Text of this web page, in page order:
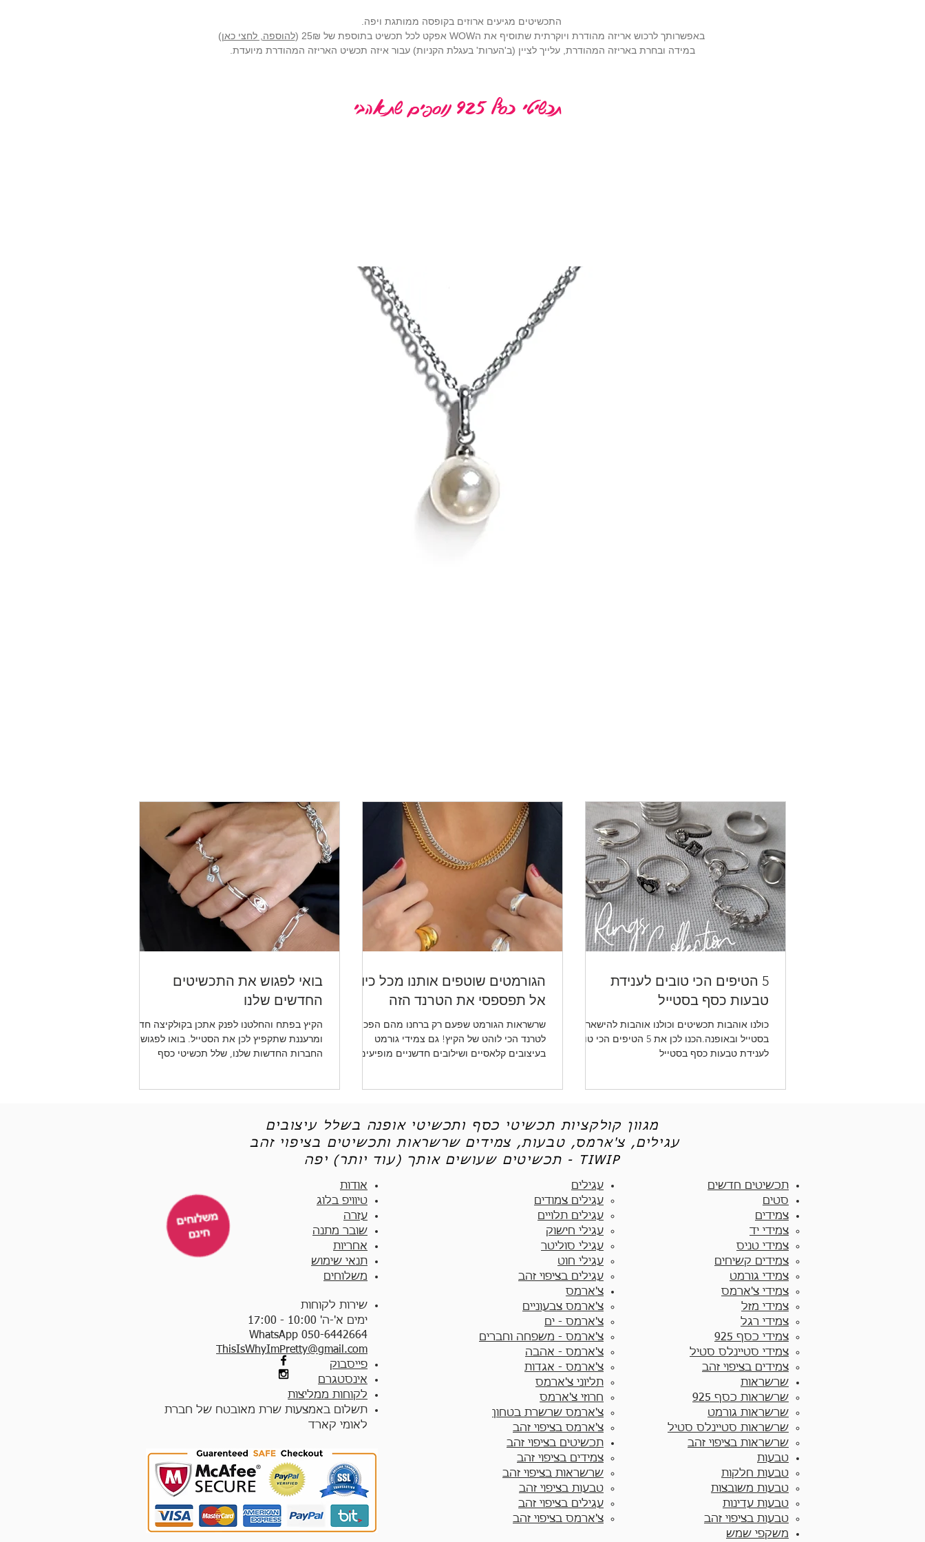
התכשיטים מגיעים ארוזים בקופסה ממותגת ויפה.
באפשרותך לרכוש אריזה מהודרת ויוקרתית שתוסיף את הWOW אפקט לכל תכשיט בתוספת של 25₪ (
להוספה, לחצי כאן)
במידה ובחרת באריזה המהודרת, עלייך לציין (ב'הערות' בעגלת הקניות) עבור איזה תכשיט האריזה המהודרת מיועדת.
תכשיטי כסף 925 נוספים שתאהבי
אודט
לני
5 הטיפים הכי טובים לענידת
טבעות כסף בסטייל
כולנו אוהבות תכשיטים וכולנו אוהבות להישאר
בסטייל ובאופנה.הכנו לכן את 5 הטיפים הכי טובים
לענידת טבעות כסף בסטייל
הגורמטים שוטפים אותנו מכל כיוון -
אל תפספסי את הטרנד הזה
שרשראות הגורמט שפעם רק ברחנו מהם הפכו
לטרנד הכי לוהט של הקיץ! גם צמידי גורמט
בעיצובים קלאסיים ושילובים חדשניים מופיעים
בואי לפגוש את התכשיטים
החדשים שלנו
הקיץ בפתח והחלטנו לפנק אתכן בקולקיצה חדשה
ומרעננת שתקפיץ לכן את הסטייל. בואו לפגוש את
החברות החדשות שלנו, שלל תכשיטי כסף
מגוון קולקציות תכשיטי כסף ותכשיטי אופנה בשלל עיצובים
עגילים, צ'ארמס, טבעות, צמידים שרשראות ותכשיטים בציפוי זהב
תכשיטים שעושים אותך (עוד יותר) יפה - TIWIP
אודות
טיוויפ בלוג
עזרה
שובר מתנה
אחריות
תנאי שימוש
משלוחים
שירות לקוחות
ימים א'-ה' 10:00 - 17:00
WhatsApp 050-6442664
ThisIsWhyImPretty@gmail.com
פייסבוק
אינסטגרם
לקוחות ממליצות
תשלום באמצעות שרת מאובטח של חברת
לאומי קארד
עגילים
עגילים צמודים​
עגילים תלויים
עגילי חישוק
עגילי סוליטר
עגילי חוט
עגילים בציפוי זהב
צ'ארמס
צ'ארמס צבעוניים​
צ'ארמס - ים
צ'ארמס - משפחה וחברים
צ'ארמס - אהבה
צ'ארמס - אגדות
תליוני צ'ארמס
חרוזי צ'ארמס
צ'ארמס שרשרת בטחון
צ'ארמס בציפוי זהב
תכשיטים בציפוי זהב
צמידים בציפוי זהב​
שרשראות בציפוי זהב
טבעות בציפוי זהב
עגילים בציפוי זהב
צ'ארמס בציפוי זהב
תכשיטים חדשים
סטים
צמידים
צמידי יד​
צמידי טניס
צמידים קשיחים
צמידי גורמט
צמידי צ'ארמס
צמידי מזל
צמידי רגל
צמידי כסף 925
צמידי סטיינלס סטיל
צמידים בציפוי זהב
שרשראות
שרשראות כסף 925​
שרשראות גורמט
שרשראות סטיינלס סטיל
שרשראות בציפוי זהב
טבעות
טבעות חלקות​
טבעות משובצות
טבעות עדינות
טבעות בציפוי זהב
משקפי שמש